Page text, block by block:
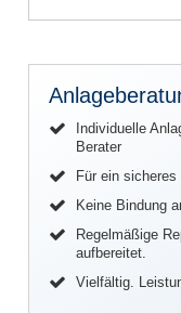
Individuelle
Berater
Für ein
Keine Bindung
Regelmäßige
aufbereitet.
Vielfältig.